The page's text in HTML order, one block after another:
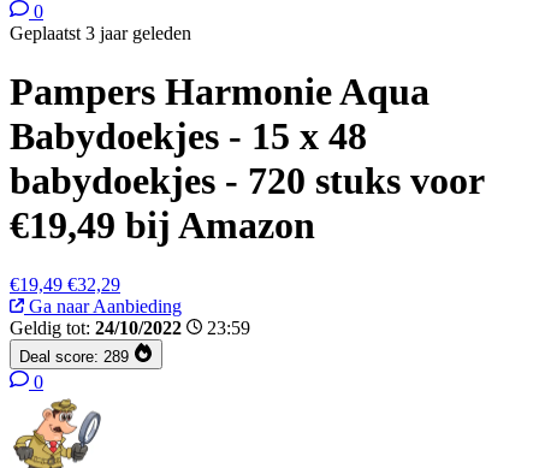
0
Geplaatst 3 jaar geleden
Pampers Harmonie Aqua
Babydoekjes - 15 x 48
babydoekjes - 720 stuks voor
€19,49 bij Amazon
€19,49 €32,29
Ga naar Aanbieding
Geldig tot: 24/10/2022 23:59
Deal score: 289
0